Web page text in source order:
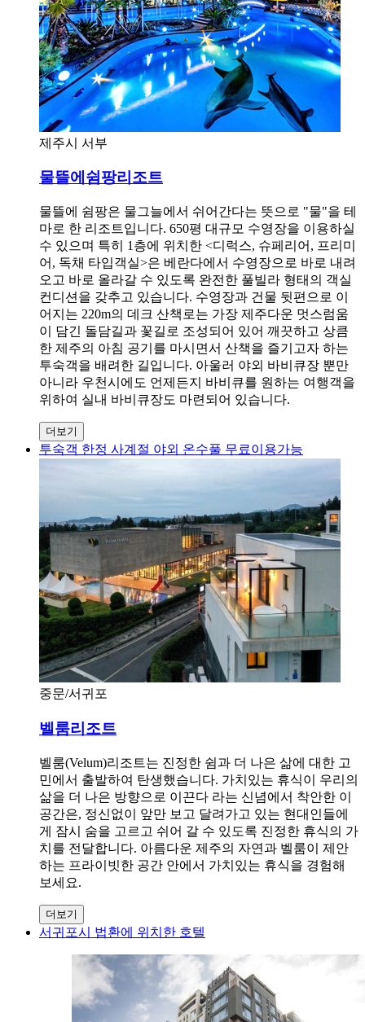
제주시 서부
물뜰에쉼팡리조트
물뜰에 쉼팡은 물그늘에서 쉬어간다는 뜻으로 "물"을 테
마로 한 리조트입니다. 650평 대규모 수영장을 이용하실
수 있으며 특히 1층에 위치한 <디럭스, 슈페리어, 프리미
어, 독채 타입객실>은 베란다에서 수영장으로 바로 내려
오고 바로 올라갈 수 있도록 완전한 풀빌라 형태의 객실
컨디션을 갖추고 있습니다. 수영장과 건물 뒷편으로 이
어지는 220m의 데크 산책로는 가장 제주다운 멋스럼움
이 담긴 돌담길과 꽃길로 조성되어 있어 깨끗하고 상큼
한 제주의 아침 공기를 마시면서 산책을 즐기고자 하는
투숙객을 배려한 길입니다. 아울러 야외 바비큐장 뿐만
아니라 우천시에도 언제든지 바비큐를 원하는 여행객을
위하여 실내 바비큐장도 마련되어 있습니다.
더보기
투숙객 한정 사계절 야외 온수풀 무료이용가능
중문/서귀포
벨룸리조트
벨룸(Velum)리조트는 진정한 쉼과 더 나은 삶에 대한 고
민에서 출발하여 탄생했습니다. 가치있는 휴식이 우리의
삶을 더 나은 방향으로 이끈다 라는 신념에서 착안한 이
공간은, 정신없이 앞만 보고 달려가고 있는 현대인들에
게 잠시 숨을 고르고 쉬어 갈 수 있도록 진정한 휴식의 가
치를 전달합니다. 아름다운 제주의 자연과 벨룸이 제안
하는 프라이빗한 공간 안에서 가치있는 휴식을 경험해
보세요.
더보기
서귀포시 법환에 위치한 호텔